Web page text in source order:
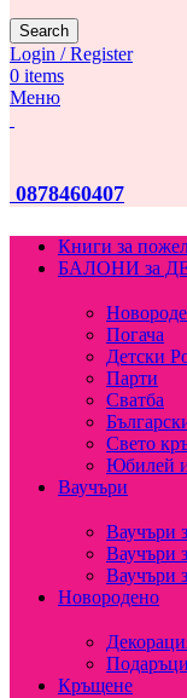
Search
Login / Register
0 items
Меню
0878460407
Книги за
БАЛОНИ за
Погача
Детски
Парти
Сватба
Свето
Юбилей
Ваучъри
Ваучъри
Ваучъри
Ваучъри
Новородено
Подаръци
Кръщене